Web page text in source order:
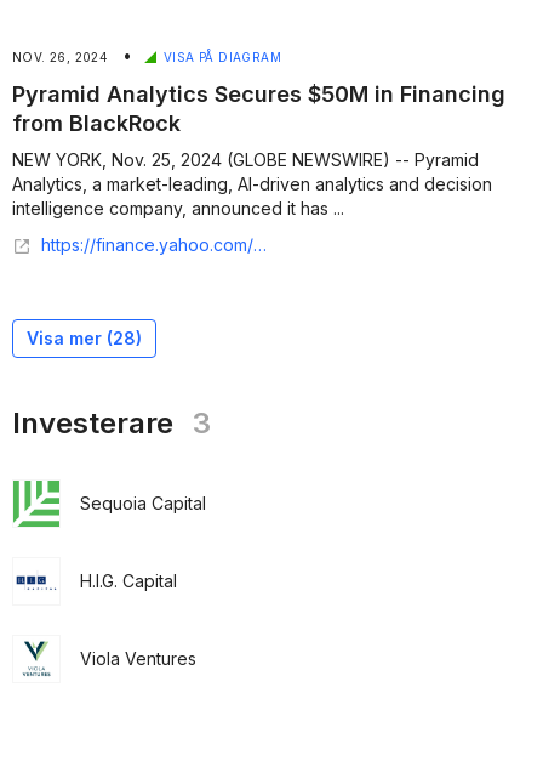
NOV. 26, 2024 • VISA PÅ DIAGRAM
Pyramid Analytics Secures $50M in Financing
from BlackRock
NEW YORK, Nov. 25, 2024 (GLOBE NEWSWIRE) -- Pyramid
Analytics, a market-leading, AI-driven analytics and decision
intelligence company, announced it has ...
https://finance.yahoo.com/news/pyramid-analytics-secures-50m-financing-140100274.html
Visa mer (28)
Investerare 3
Sequoia Capital
H.I.G. Capital
Viola Ventures